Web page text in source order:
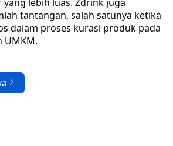
tantangan, salah satunya ketika
dalam proses kurasi produk pada
UMKM.